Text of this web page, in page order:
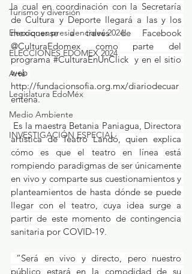
Turismo y diversión
Elecciones presidenciales 2024
ELECCIONES EDOMEX 2024
Arte
Legislatura EdoMéx
Medio Ambiente
INVESTIGACIÓN ESPECIAL
la cual en coordinación con la Secretaría
de Cultura y Deporte llegará a las y los
mexiquense a través de Facebook
@CulturaEdomex como parte del
programa #CulturaEnUnClick
  y en el sitio
web
http://fundacionsofia.org.mx/diariodecuar
entena.
artística de Teatro Landó, quien explica
cómo es que el teatro en línea está
rompiendo paradigmas de ser únicamente
en vivo y comparte sus cuestionamientos y
planteamientos de hasta dónde se puede
llegar con el teatro, cuya idea surge a
partir de este momento de contingencia
sanitaria por COVID-19.
público estará en la comodidad de su